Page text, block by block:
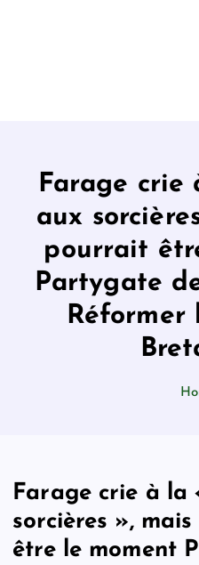
Farage crie
aux
pourrait
Partygate
Réformer
Farage crie à la
sorcières »,
être le moment